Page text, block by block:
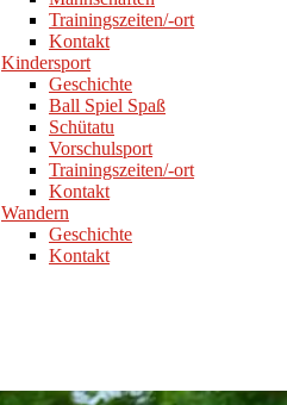
Trainingszeiten/-ort
Kontakt
Kindersport
Geschichte
Ball Spiel Spaß
Schütatu
Vorschulsport
Trainingszeiten/-ort
Kontakt
Wandern
Geschichte
Kontakt